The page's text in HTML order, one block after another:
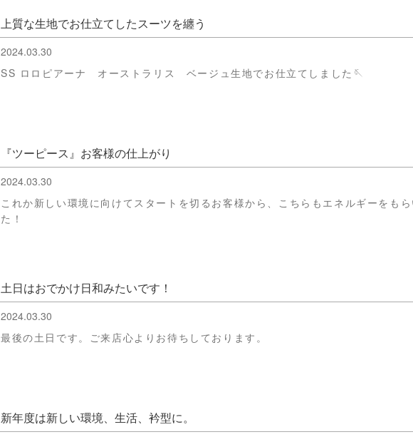
上質な生地でお仕立てしたスーツを纏う
2024.03.30
SS ロロピアーナ オーストラリス ベージュ生地でお仕立てしました🪡
『ツーピース』お客様の仕上がり
2024.03.30
これか新しい環境に向けてスタートを切るお客様から、こちらもエネルギーをも
た！
土日はおでかけ日和みたいです！
2024.03.30
最後の土日です。ご来店心よりお待ちしております。
新年度は新しい環境、生活、衿型に。